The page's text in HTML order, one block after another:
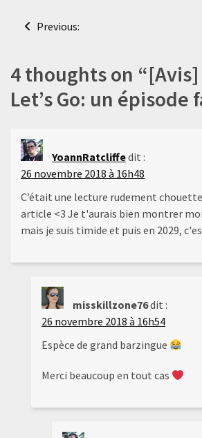
Navigation
l’article
Previous:
4 thoughts on “
Let’s Go: un épisode
YoannRatcliffedit :
26 novembre 2018 à 16h48
C’était une lecture rudement
article <3 Je t'aurais bien montrer
mais je suis timide et puis en 2029,
misskillzone76dit :
26 novembre 2018 à 16h54
Espèce de grand barzingue
Merci beaucoup en tout cas